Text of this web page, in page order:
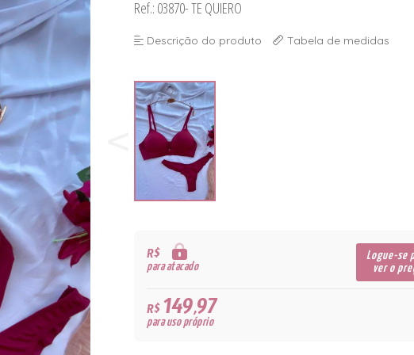
Ref.: 03870- TE QUIERO
Descrição do produto Tabela de medidas
R$
para atacado
Logue-se
ver o
R$149,97
para uso próprio